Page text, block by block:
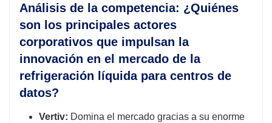
Análisis de la competencia: ¿Quiénes
son los principales actores
corporativos que impulsan la
innovación en el mercado de la
refrigeración líquida para centros de
datos?
Vertiv: Domina el mercado gracias a su enorme